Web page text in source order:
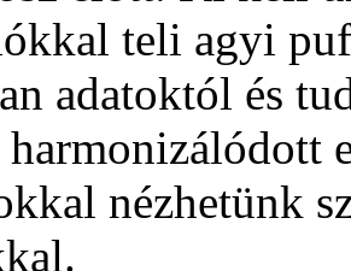
teli agyi
adatoktól és
nézhetünk